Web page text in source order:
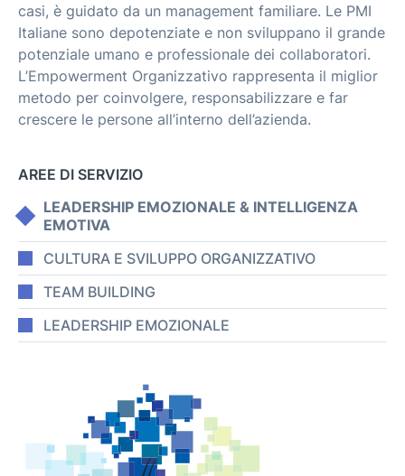
casi, è guidato da un management familiare. Le PMI
Italiane sono depotenziate e non sviluppano il grande
potenziale umano e professionale dei collaboratori.
L’Empowerment Organizzativo rappresenta il miglior
metodo per coinvolgere, responsabilizzare e far
crescere le persone all’interno dell’azienda.
AREE DI SERVIZIO
LEADERSHIP EMOZIONALE & INTELLIGENZA
EMOTIVA
CULTURA E SVILUPPO ORGANIZZATIVO
TEAM BUILDING
LEADERSHIP EMOZIONALE